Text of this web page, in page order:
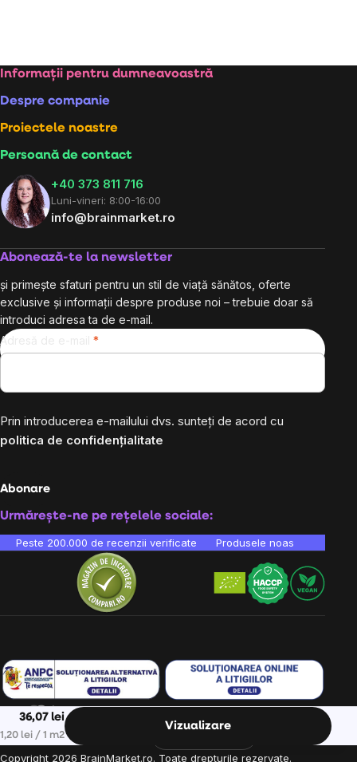
36,07 lei
Evaluare preţ:
1,20 lei / 1 m2
Vizualizare
Subsol
Informații pentru dumneavoastră
Despre companie
Proiectele noastre
Persoană de contact
+40 373 811 716
Luni-vineri: 8:00-16:00
info@brainmarket.ro
Abonează-te la newsletter
și primește sfaturi pentru un stil de viață sănătos, oferte
exclusive și informații despre produse noi – trebuie doar să
introduci adresa ta de e-mail.
Adresă de e-mail
Prin introducerea e-mailului dvs. sunteți de acord cu
politica de confidențialitate
Abonare
Urmărește-ne pe rețelele sociale:
Peste 200.000 de recenzii verificate Produsele noastre sunt
Ne găsești în 9 țări din Europa:
Copyright 2026 BrainMarket.ro. Toate drepturile rezervate.